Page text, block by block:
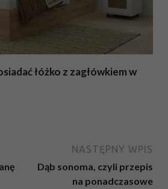
łóżko z zagłówkiem w
NASTĘPNY WPIS
Dąb sonoma, czyli przepis
na ponadczasowe